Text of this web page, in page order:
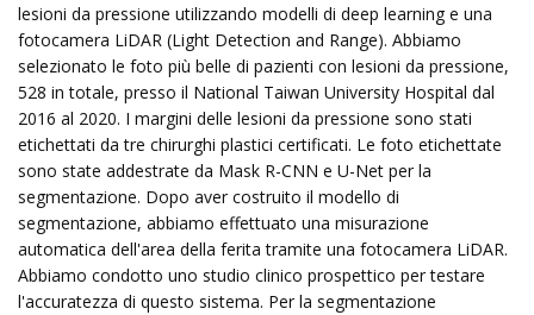
lesioni da pressione utilizzando modelli di deep learning e una
fotocamera LiDAR (Light Detection and Range). Abbiamo
selezionato le foto più belle di pazienti con lesioni da pressione,
528 in totale, presso il National Taiwan University Hospital dal
2016 al 2020. I margini delle lesioni da pressione sono stati
etichettati da tre chirurghi plastici certificati. Le foto etichettate
sono state addestrate da Mask R-CNN e U-Net per la
segmentazione. Dopo aver costruito il modello di
segmentazione, abbiamo effettuato una misurazione
automatica dell'area della ferita tramite una fotocamera LiDAR.
Abbiamo condotto uno studio clinico prospettico per testare
l'accuratezza di questo sistema. Per la segmentazione